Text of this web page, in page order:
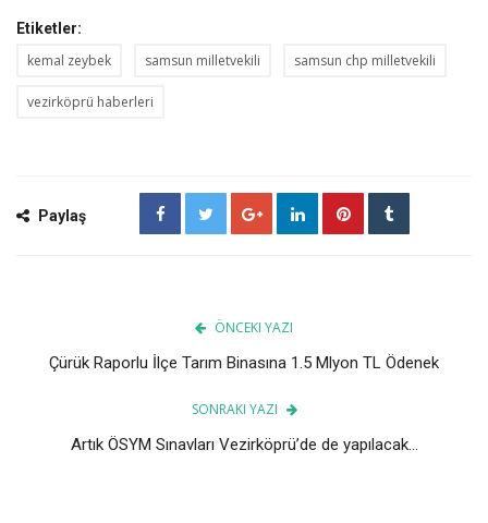
Etiketler:
kemal zeybek samsun milletvekili samsun chp milletvekili
vezirköprü haberleri
Paylaş
ÖNCEKI YAZI
Çürük Raporlu İlçe Tarım Binasına 1.5 Mlyon TL Ödenek
SONRAKI YAZI
Artık ÖSYM Sınavları Vezirköprü’de de yapılacak...